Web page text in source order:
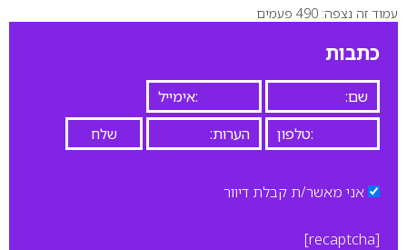
0
עמוד זה נצפה: 490 פעמים
כתבות
אני מאשר/ת קבלת דיוור
[recaptcha]